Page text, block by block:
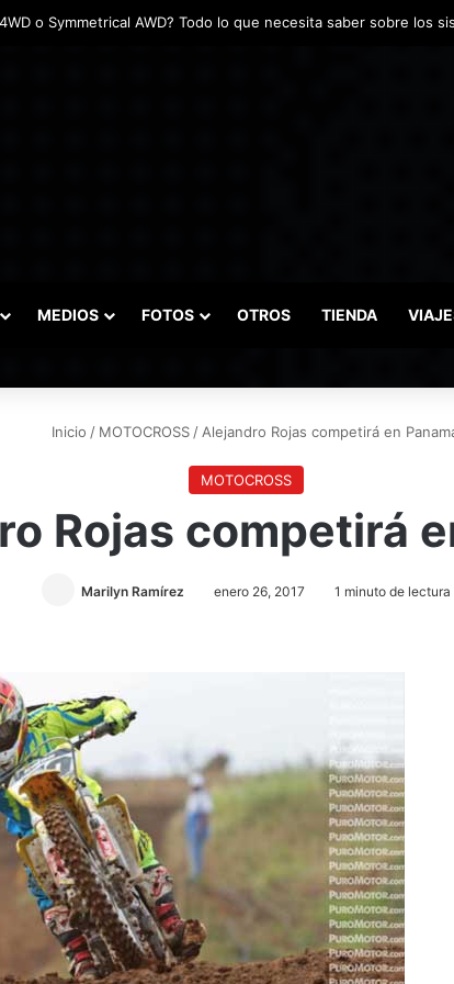
marcaron el inicio del Campeonato de Invierno de Kartismo
MEDIOS FOTOS OTROS TIENDA
Inicio / MOTOCROSS / Alejandro Rojas competirá en
MOTOCROSS
Rojas competirá
Marilyn Ramírez enero 26, 2017 1 minuto de lectura